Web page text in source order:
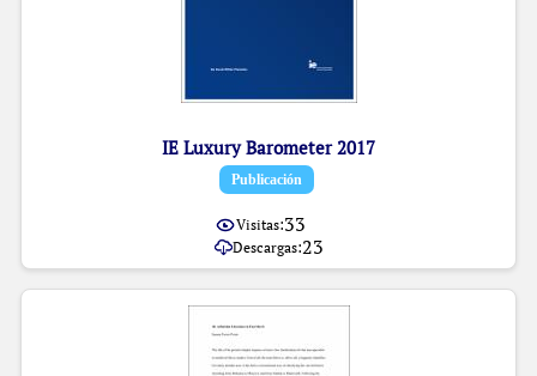
IE Luxury Barometer 2017
Item type:
Publicación,
Visitas:33
Descargas:23